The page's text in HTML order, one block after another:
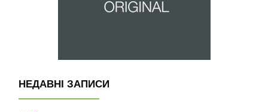
НЕДАВНІ ЗАПИСИ